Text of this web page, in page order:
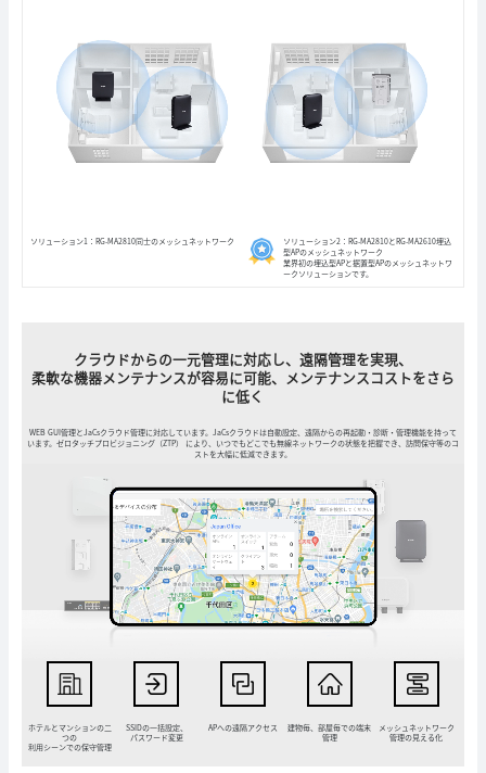
ソリューション1：RG-MA2810同士のメッシュネットワーク
ソリューション2：RG-MA2810とRG-MA2610埋込
型APのメッシュネットワーク
業界初の埋込型APと据置型APのメッシュネットワ
ークソリューションです。
クラウドからの一元管理に対応し、遠隔管理を実現、
柔軟な機器メンテナンスが容易に可能、メンテナンスコストをさら
に低く
WEB GUI管理とJaCsクラウド管理に対応しています。JaCsクラウドは自動設定、遠隔からの再起動・診断・管理機能を持って
います。 ゼロタッチプロビジョニング（ZTP） により、いつでもどこでも無線ネットワークの状態を把握でき、訪問保守等のコ
ストを大幅に低減できます。
ホテルとマンションの二
つの
利用シーンでの保守管理
SSIDの一括設定、
パスワード変更
APへの遠隔アクセス
建物毎、部屋毎での端末
管理
メッシュネットワーク
管理の見える化